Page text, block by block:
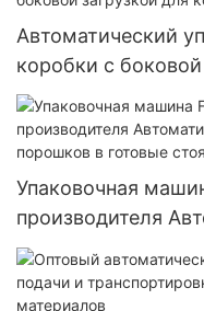
Автоматический
коробки с
Tetrapack и Gaptop
Упаковочная
производителя
для упаковки
мешки